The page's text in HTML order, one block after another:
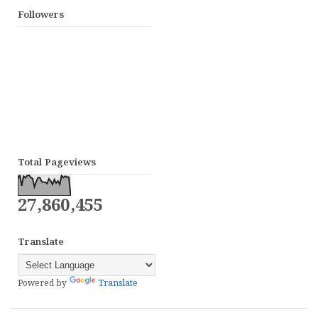
Followers
Total Pageviews
27,860,455
Translate
Powered by Translate